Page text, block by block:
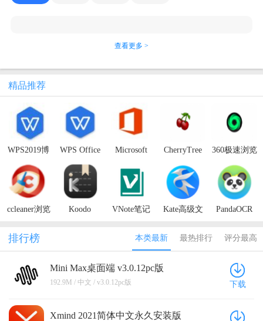
查看更多 >
精品推荐
WPS2019博
WPS Office
简版
Microsoft
增强版2021
CherryTree
软件官方版
360极速浏览
ccleaner浏览
Koodo
VNote笔记
Kate高级文
色版
PandaOCR
别翻译朗读
软件）
排行榜 本类最新 最热排行 评分最高
Mini Max桌面端 v3.0.12pc版
192.9M / 中文 / v3.0.12pc版 下载
Xmind 2021简体中文永久安装版